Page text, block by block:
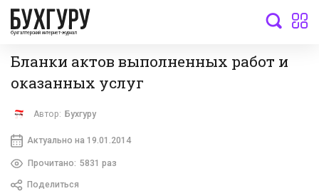
бухгалтерский интернет-журнал
Бланки актов выполненных работ и
оказанных услуг
Автор: Бухгуру
Актуально на 19.01.2014
Прочитано: 5831 раз
Поделиться